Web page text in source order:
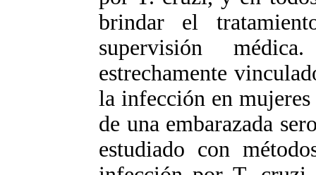
brindar el
supervisión
estrechamente
la infección en
de una embarazada
estudiado con